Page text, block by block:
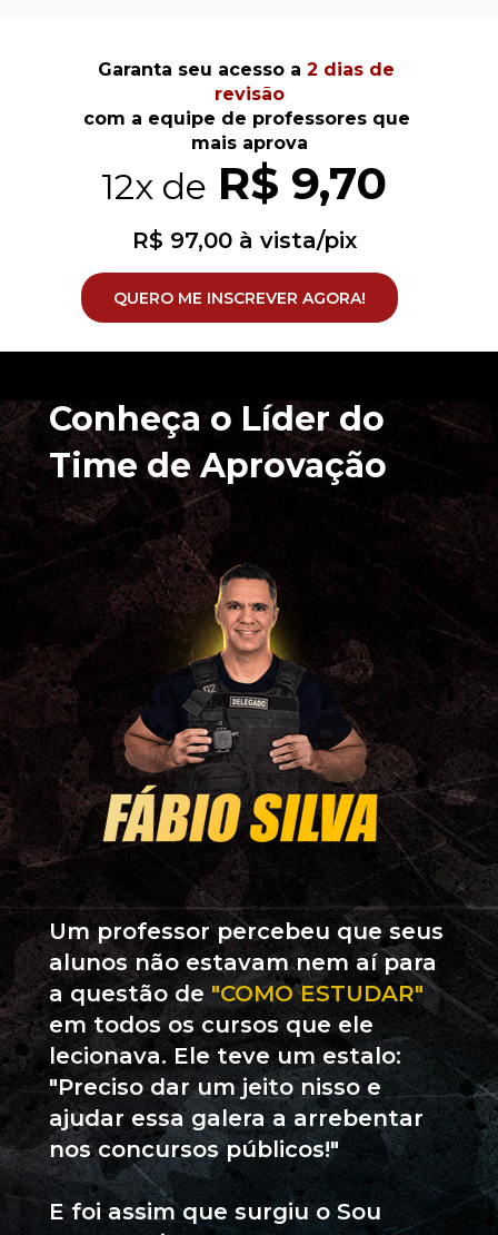
QUERO ME INSCREVER AGORA!
12x de
R$ 97,00 à vista/pix
R$ 9,70
Garanta seu acesso a 2 dias de
revisão
com a equipe de professores que
mais aprova
Conheça o Líder do
Time de Aprovação
Um professor percebeu que seus
alunos não estavam nem aí para
a questão de "COMO ESTUDAR"
em todos os cursos que ele
lecionava. Ele teve um estalo:
"Preciso dar um jeito nisso e
ajudar essa galera a arrebentar
nos concursos públicos!"
E foi assim que surgiu o Sou